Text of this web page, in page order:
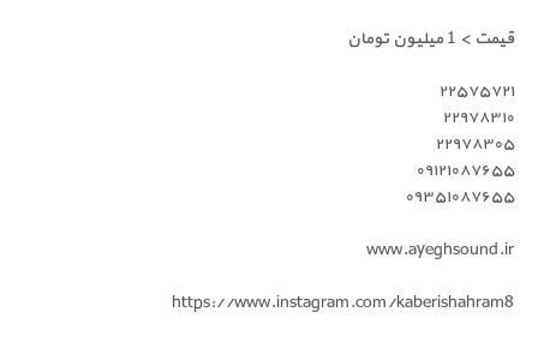
قیمت > 1 میلیون تومان
۲۲۵۷۵۷۲۱
۲۲۹۷۸۳۱۰
۲۲۹۷۸۳۰۵
۰۹۱۲۱۰۸۷۶۵۵
۰۹۳۵۱۰۸۷۶۵۵
www.ayeghsound.ir
https://www.instagram.com/kaberishahram8